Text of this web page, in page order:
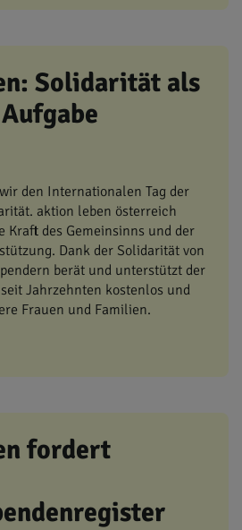
Solidarität als
den Internationalen Tag der
aktion leben österreich
Kraft des Gemeinsinns und der
Dank der Solidarität von
berät und unterstützt der
Jahrzehnten kostenlos und
Frauen und Familien.
fordert